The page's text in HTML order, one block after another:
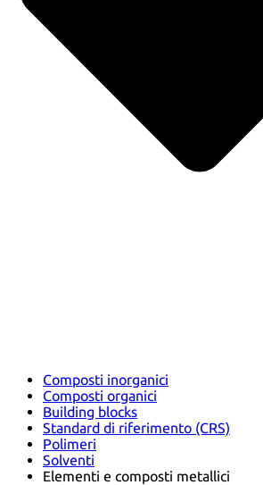
Composti inorganici
Composti organici
Building blocks
Standard di riferimento (CRS)
Polimeri
Solventi
Elementi e composti metallici